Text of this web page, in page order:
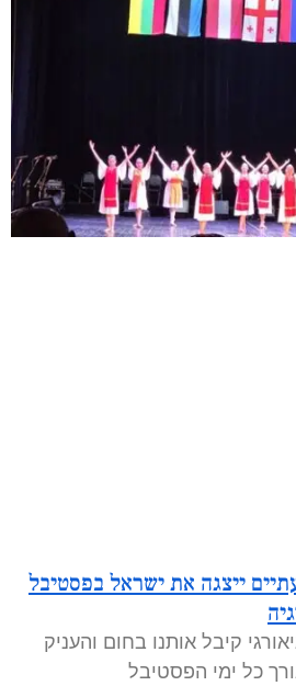
ייצגה את ישראל בפסטיבל
קיבל אותנו בחום והעניק
כל ימי הפסטיבל